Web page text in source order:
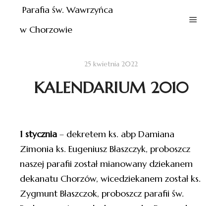
Parafia św. Wawrzyńca
w Chorzowie
25 kwietnia 2022
KALENDARIUM 2010
1 stycznia – dekretem ks. abp Damiana
Zimonia ks. Eugeniusz Błaszczyk, proboszcz
naszej parafii został mianowany dziekanem
dekanatu Chorzów, wicedziekanem został ks.
Zygmunt Błaszczok, proboszcz parafii św.